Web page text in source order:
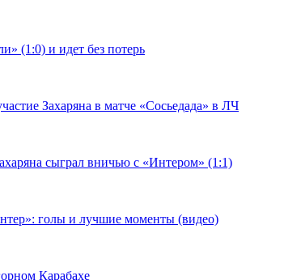
(1:0) и идет без потерь
Захаряна в матче «Сосьедада» в ЛЧ
сыграл вничью с «Интером» (1:1)
голы и лучшие моменты (видео)
Карабахе